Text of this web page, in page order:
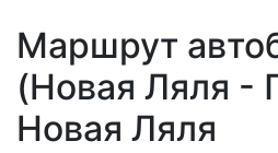
Маршрут
(Новая Ляля -
Новая Ляля